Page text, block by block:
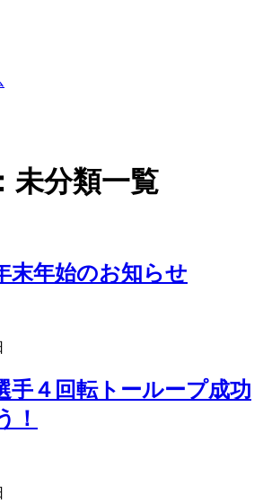
未分類一覧
末年始のお知らせ
手４回転トーループ成功
！